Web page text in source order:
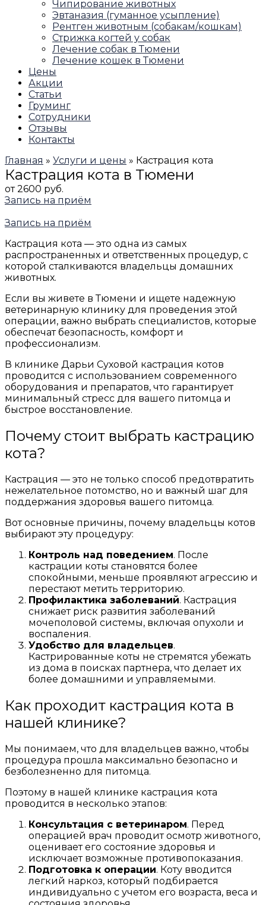
Чипирование животных
Эвтаназия (гуманное усыпление)
Рентген животным (собакам/кошкам)
Стрижка когтей у собак
Лечение собак в Тюмени
Лечение кошек в Тюмени
Цены
Акции
Статьи
Груминг
Сотрудники
Отзывы
Контакты
Главная » Услуги и цены » Кастрация кота
Кастрация кота в Тюмени
от 2600 руб.
Запись на приём
Запись на приём
Кастрация кота — это одна из самых
распространенных и ответственных процедур, с
которой сталкиваются владельцы домашних
животных.
Если вы живете в Тюмени и ищете надежную
ветеринарную клинику для проведения этой
операции, важно выбрать специалистов, которые
обеспечат безопасность, комфорт и
профессионализм.
В клинике Дарьи Суховой кастрация котов
проводится с использованием современного
оборудования и препаратов, что гарантирует
минимальный стресс для вашего питомца и
быстрое восстановление.
Почему стоит выбрать кастрацию
кота?
Кастрация — это не только способ предотвратить
нежелательное потомство, но и важный шаг для
поддержания здоровья вашего питомца.
Вот основные причины, почему владельцы котов
выбирают эту процедуру:
Контроль над поведением. После
кастрации коты становятся более
спокойными, меньше проявляют агрессию и
перестают метить территорию.
Профилактика заболеваний. Кастрация
снижает риск развития заболеваний
мочеполовой системы, включая опухоли и
воспаления.
Удобство для владельцев.
Кастрированные коты не стремятся убежать
из дома в поисках партнера, что делает их
более домашними и управляемыми.
Как проходит кастрация кота в
нашей клинике?
Мы понимаем, что для владельцев важно, чтобы
процедура прошла максимально безопасно и
безболезненно для питомца.
Поэтому в нашей клинике кастрация кота
проводится в несколько этапов:
Консультация с ветеринаром. Перед
операцией врач проводит осмотр животного,
оценивает его состояние здоровья и
исключает возможные противопоказания.
Подготовка к операции. Коту вводится
легкий наркоз, который подбирается
индивидуально с учетом его возраста, веса и